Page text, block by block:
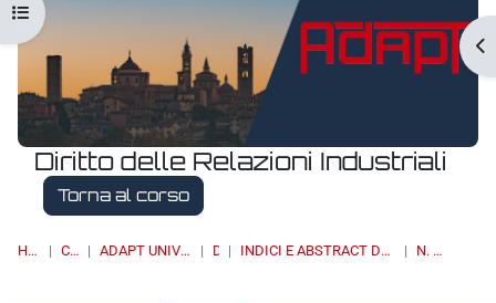
Diritto delle Relazioni Industriali
Torna al corso
HOME CORSI ADAPT UNIVERSITY PRESS DRI INDICI E ABSTRACT DEI NUMERI PUBBLICATI N. 4/2020
Apri indice del corso